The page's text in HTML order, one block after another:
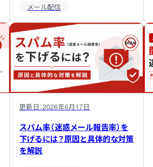
メール配信
更新日：2026年6月17日
スパム率（迷惑メール報告率）を
下げるには？原因と具体的な対策
を解説